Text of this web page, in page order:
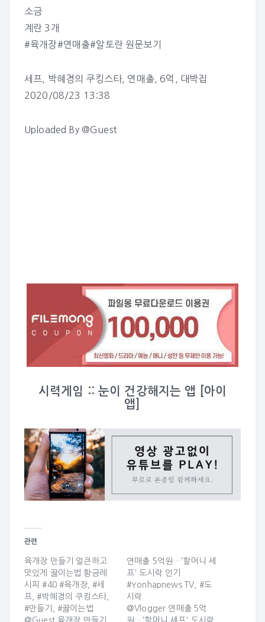
소금
계란 3개
#육개장#연매출#알토란 원문보기
세프 박혜경의 쿠킹스타, 연매출,6억
대박집
2020/08/23 13:38
Uploaded By @Guest
시력게임 :: 눈이 건강해지는 앱 [아이
앱]
관련
육개장 만들기 얼큰하고
맛있게 끓이는법 황금레
시피 #40 #육개장, #세
프, #박혜경의 쿠킹스타,
#만들기, #끓이는법
@Guest 육개장 만들기
연매출 5억원…'할머니 셰
프' 도시락 인기
#Yonhapnews TV, #도
시락
@Vlogger 연매출 5억
원…'할머니 셰프' 도시락